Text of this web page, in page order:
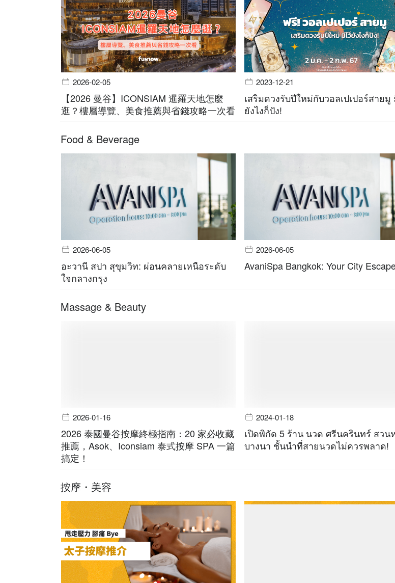
2026-02-05
【2026 曼谷】ICONSIAM 暹羅天地怎麼
逛？樓層導覽、美食推薦與省錢攻略一次看
2023-12-21
เสริมดวงรับปีใหม่กับวอลเปเปอร์สายมู
ยังไงก็ปัง!
Food & Beverage
2026-06-05
อะวานี สปา สุขุมวิท: ผ่อนคลายเหนือระดับ
ใจกลางกรุง
2026-06-05
AvaniSpa Bangkok: Your City
Massage & Beauty
2026-01-16
2026 泰國曼谷按摩終極指南：20 家必收藏
推薦，Asok、Iconsiam 泰式按摩 SPA 一篇
搞定！
2024-01-18
เปิดพิกัด 5 ร้าน นวด ศรีนครินทร์ สวน
บางนา ชั้นนำที่สายนวดไม่ควรพลาด!
按摩・美容